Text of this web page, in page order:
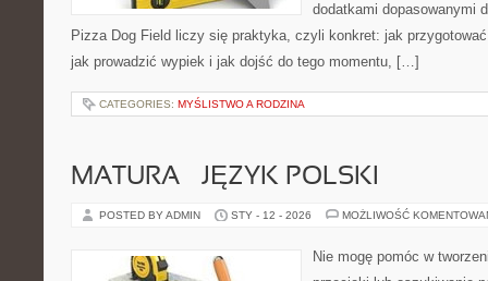
dodatkami dopasowanymi
Pizza Dog Field liczy się praktyka, czyli konkret: jak
jak prowadzić wypiek i jak dojść do tego momentu, […]
CATEGORIES: MYŚLISTWO A RODZINA
MATURA – JĘZYK POLSKI
POSTED BY ADMIN STY - 12 - 2026 MOŻLIWOŚĆ
Nie mogę pomóc w